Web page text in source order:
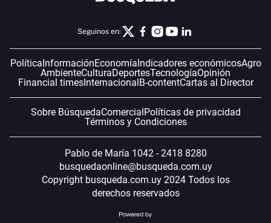
Seguinos en:
PolíticaInformaciónEconomíaIndicadores económicosAgro
AmbienteCulturaDeportesTecnologíaOpinión
Financial timesInternacionalB-contentCartas al Director
Sobre BúsquedaComercialPolíticas de privacidad
Términos y Condiciones
Pablo de María 1042 - 2418 8280
busquedaonline@busqueda.com.uy
Copyright busqueda.com.uy 2024 Todos los
derechos reservados